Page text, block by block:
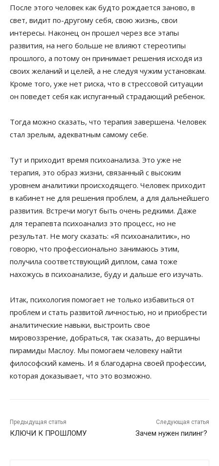
После этого человек как будто рождается заново, в
свет, видит по-другому себя, свою жизнь, свои
интересы. Наконец он прошел через все этапы
развития, на него больше не влияют стереотипы
прошлого, а потому он принимает решения исходя из
своих желаний и целей, а не следуя чужим установкам.
Кроме того, уже нет риска, что в стрессовой ситуации
он поведет себя как испуганный страдающий ребенок.
Тогда можно сказать, что терапия завершена. Человек
стал зрелым, адекватным самому себе.
Тут и приходит время психоанализа. Это уже не
терапия, это образ жизни, связанный с высоким
уровнем аналитики происходящего. Человек приходит
в кабинет не для решения проблем, а для дальнейшего
развития. Встречи могут быть очень редкими. Даже
для терапевта психоанализ это процесс, но не
результат. Не могу сказать: «Я психоаналитик», но
говорю, что профессионально занимаюсь этим,
получила соответствующий диплом, сама тоже
нахожусь в психоанализе, буду и дальше его изучать.
Итак, психология помогает не только избавиться от
проблем и стать развитой личностью, но и приобрести
аналитические навыки, выстроить свое
мировоззрение, добраться, так сказать, до вершины
пирамиды Маслоу. Мы помогаем человеку найти
философский камень. И я благодарна своей профессии,
которая доказывает, что это возможно.
Предыдущая статья
КЛЮЧИ К ПРОШЛОМУ
Следующая статья
Зачем нужен пилинг?